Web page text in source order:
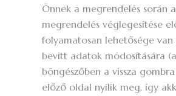
Önnek a megrendelés során a
megrendelés véglegesítése
folyamatosan lehetősége
bevitt adatok módosítására (a
böngészőben a vissza
előző oldal nyílik meg, így